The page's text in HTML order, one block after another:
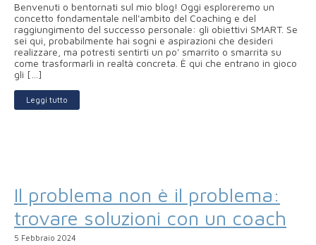
Benvenuti o bentornati sul mio blog! Oggi esploreremo un
concetto fondamentale nell'ambito del Coaching e del
raggiungimento del successo personale: gli obiettivi SMART. Se
sei qui, probabilmente hai sogni e aspirazioni che desideri
realizzare, ma potresti sentirti un po' smarrito o smarrita su
come trasformarli in realtà concreta. È qui che entrano in gioco
gli […]
Leggi tutto
Il problema non è il problema:
trovare soluzioni con un coach
5 Febbraio 2024